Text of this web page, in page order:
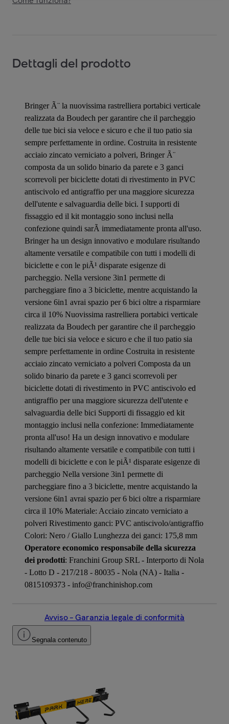
Dettagli del prodotto
Bringer Ã¨ la nuovissima rastrelliera portabici verticale
realizzata da Boudech per garantire che il parcheggio
delle tue bici sia veloce e sicuro e che il tuo patio sia
sempre perfettamente in ordine. Costruita in resistente
acciaio zincato verniciato a polveri, Bringer Ã¨
composta da un solido binario da parete e 3 ganci
scorrevoli per biciclette dotati di rivestimento in PVC
antiscivolo ed antigraffio per una maggiore sicurezza
dell'utente e salvaguardia delle bici. I supporti di
fissaggio ed il kit montaggio sono inclusi nella
confezione quindi sarÃ immediatamente pronta all'uso.
Bringer ha un design innovativo e modulare risultando
altamente versatile e compatibile con tutti i modelli di
biciclette e con le piÃ¹ disparate esigenze di
parcheggio. Nella versione 3in1 permette di
parcheggiare fino a 3 biciclette, mentre acquistando la
versione 6in1 avrai spazio per 6 bici oltre a risparmiare
circa il 10% Nuovissima rastrelliera portabici verticale
realizzata da Boudech per garantire che il parcheggio
delle tue bici sia veloce e sicuro e che il tuo patio sia
sempre perfettamente in ordine Costruita in resistente
acciaio zincato verniciato a polveri Composta da un
solido binario da parete e 3 ganci scorrevoli per
biciclette dotati di rivestimento in PVC antiscivolo ed
antigraffio per una maggiore sicurezza dell'utente e
salvaguardia delle bici Supporti di fissaggio ed kit
montaggio inclusi nella confezione: Immediatamente
pronta all'uso! Ha un design innovativo e modulare
risultando altamente versatile e compatibile con tutti i
modelli di biciclette e con le piÃ¹ disparate esigenze di
parcheggio Nella versione 3in1 permette di
parcheggiare fino a 3 biciclette, mentre acquistando la
versione 6in1 avrai spazio per 6 bici oltre a risparmiare
circa il 10% Materiale: Acciaio zincato verniciato a
polveri Rivestimento ganci: PVC antiscivolo/antigraffio
Colori: Nero / Giallo Lunghezza dei ganci: 175,8 mm
Operatore economico responsabile della sicurezza
dei prodotti: Franchini Group SRL - Interporto di Nola
- Lotto D - 217/218 - 80035 - Nola (NA) - Italia -
0815109373 - info@franchinishop.com
Avviso – Garanzia legale di conformità
Segnala contenuto